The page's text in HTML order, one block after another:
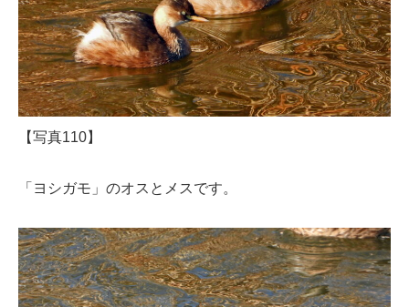
【写真110】
「ヨシガモ」のオスとメスです。